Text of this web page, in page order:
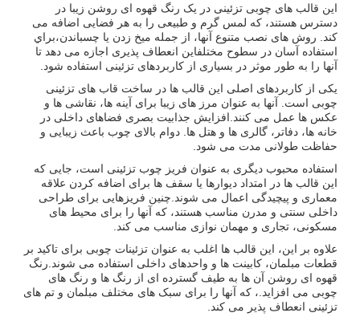
این قالب های چوبی تزئینی در یک رنگ قهوه ای روشن زیبا در
دسترس هستند، که لمس گرم و طبیعی را به هر فضایی اضافه می
کند. روش های نصب متنوع آنها، از جمله میخ زدن یا چسباندن،براي
استفاده آسان در سطوح مختلفاین انعطاف پذیری اجازه می دهد تا
آنها را به طور موثر در بسیاری از کاربردهای تزئینی استفاده شود.
یکی از کاربردهای اصلی این قالب ها در ساخت قاب های تزئینی
چوبی است. آنها به عنوان مرز های زیبا برای آینه ها، نقاشی ها و
عکس ها عمل می کنند.افزایش جذابیت بصری فضاهای داخلی در
خانه ها، دفاتر، گالری ها و هتل ها. دوام بالای چوب باعث زیبایی و
حفاظت طولانی مدت می شود.
استفاده محبوب دیگری به عنوان فریز چوب تزئینی است، جایی که
این قالب ها در امتداد دیوارها یا سقف ها برای اضافه کردن علاقه
معماری و پیچیدگی اعمال می شوند.چنین فریزهایی برای طراحی
داخلی سنتی و مدرن مناسب هستند، که آنها را برای محیط های
مسکونی، تجاری و مهمان نوازی مناسب می کند.
علاوه بر این، این قالب ها اغلب به عنوان تزئینات چوبی برای تاکید بر
قطعات مبلمان، کابینت ها و واحدهای داخلی استفاده می شوند.رنگ
قهوه ای روشن آن ها به طیف گسترده ای از رنگ ها و رنگ های
چوبی می افزاید.، که آنها را برای سبک های مختلف مبلمان و تم های
تزئینی انعطاف پذیر می کند.